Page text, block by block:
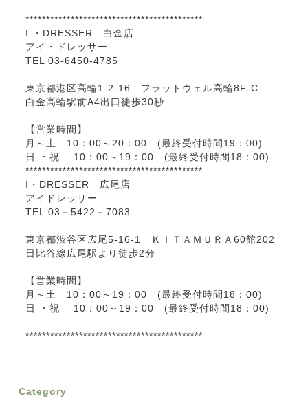
*******************************************
I ・DRESSER 白金店
アイ・ドレッサー
TEL 03-6450-4785
東京都港区高輪1-2-16 フラットウェル高輪8F-C
白金高輪駅前A4出口徒歩30秒
【営業時間】
月～土 10：00～20：00 (最終受付時間19：00)
日 ・祝 10：00～19：00 (最終受付時間18：00)
*******************************************
I・DRESSER 広尾店
アイドレッサー
TEL 03－5422－7083
東京都渋谷区広尾5-16-1 ＫＩＴＡＭＵＲＡ60館202
日比谷線広尾駅より徒歩2分
【営業時間】
月～土 10：00～19：00 (最終受付時間18：00)
日 ・祝 10：00～19：00 (最終受付時間18：00)
*******************************************
Category